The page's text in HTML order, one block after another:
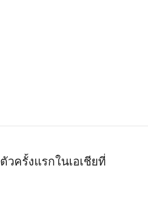
วครั้งแรกในเอเชียที่